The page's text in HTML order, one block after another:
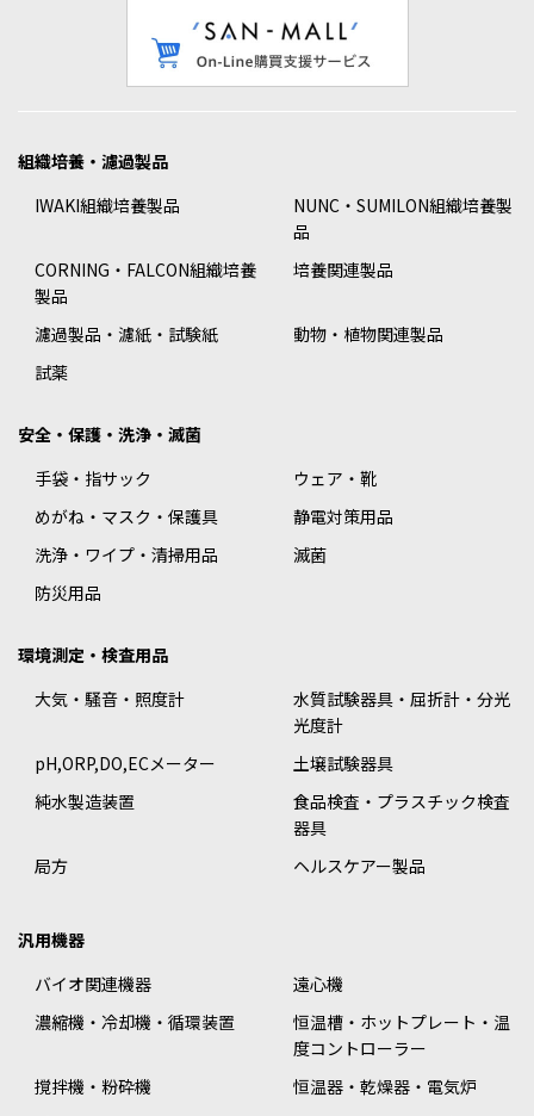
組織培養・濾過製品
IWAKI組織培養製品
NUNC・SUMILON組織培養製
品
CORNING・FALCON組織培養
製品
培養関連製品
濾過製品・濾紙・試験紙
動物・植物関連製品
試薬
安全・保護・洗浄・滅菌
手袋・指サック
ウェア・靴
めがね・マスク・保護具
静電対策用品
洗浄・ワイプ・清掃用品
滅菌
防災用品
環境測定・検査用品
大気・騒音・照度計
水質試験器具・屈折計・分光
光度計
pH,ORP,DO,ECメーター
土壌試験器具
純水製造装置
食品検査・プラスチック検査
器具
局方
ヘルスケアー製品
汎用機器
バイオ関連機器
遠心機
濃縮機・冷却機・循環装置
恒温槽・ホットプレート・温
度コントローラー
撹拌機・粉砕機
恒温器・乾燥器・電気炉